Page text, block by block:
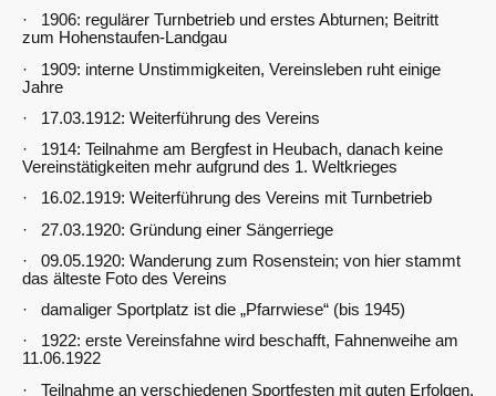
· 1906: regulärer Turnbetrieb und erstes Abturnen; Beitritt
zum Hohenstaufen-Landgau
· 1909: interne Unstimmigkeiten, Vereinsleben ruht einige
Jahre
· 17.03.1912: Weiterführung des Vereins
· 1914: Teilnahme am Bergfest in Heubach, danach keine
Vereinstätigkeiten mehr aufgrund des 1. Weltkrieges
· 16.02.1919: Weiterführung des Vereins mit Turnbetrieb
· 27.03.1920: Gründung einer Sängerriege
· 09.05.1920: Wanderung zum Rosenstein; von hier stammt
das älteste Foto des Vereins
· damaliger Sportplatz ist die „Pfarrwiese“ (bis 1945)
· 1922: erste Vereinsfahne wird beschafft, Fahnenweihe am
11.06.1922
· Teilnahme an verschiedenen Sportfesten mit guten Erfolgen,